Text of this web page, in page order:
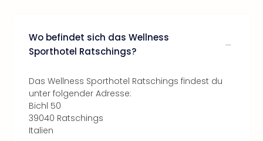
Wo befindet sich das Wellness
Sporthotel Ratschings?
Das Wellness Sporthotel Ratschings findest du
unter folgender Adresse:
Bichl 50
39040 Ratschings
Italien